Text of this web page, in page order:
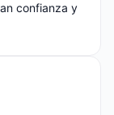
confianza y